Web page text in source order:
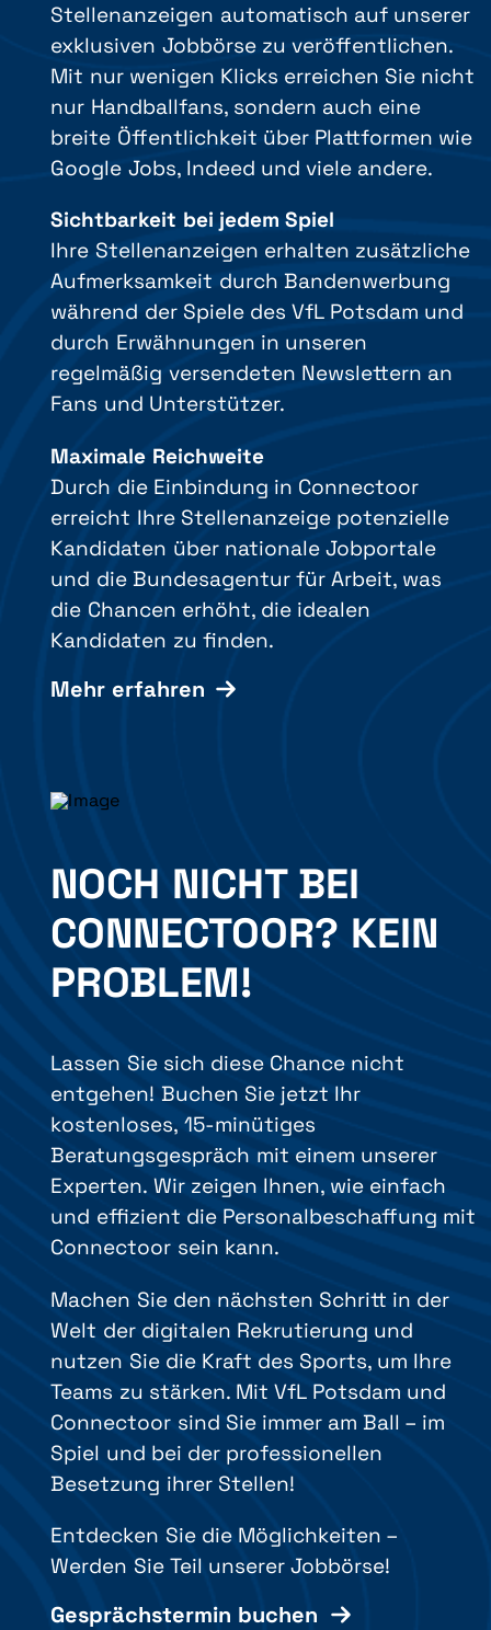
Stellenanzeigen automatisch auf unserer
exklusiven Jobbörse zu veröffentlichen.
Mit nur wenigen Klicks erreichen Sie nicht
nur Handballfans, sondern auch eine
breite Öffentlichkeit über Plattformen wie
Google Jobs, Indeed und viele andere.
Sichtbarkeit bei jedem Spiel
Ihre Stellenanzeigen erhalten zusätzliche
Aufmerksamkeit durch Bandenwerbung
während der Spiele des VfL Potsdam und
durch Erwähnungen in unseren
regelmäßig versendeten Newslettern an
Fans und Unterstützer.
Maximale Reichweite
Durch die Einbindung in Connectoor
erreicht Ihre Stellenanzeige potenzielle
Kandidaten über nationale Jobportale
und die Bundesagentur für Arbeit, was
die Chancen erhöht, die idealen
Kandidaten zu finden.
Mehr erfahren
NOCH NICHT BEI
CONNECTOOR? KEIN
PROBLEM!
Lassen Sie sich diese Chance nicht
entgehen! Buchen Sie jetzt Ihr
kostenloses, 15-minütiges
Beratungsgespräch mit einem unserer
Experten. Wir zeigen Ihnen, wie einfach
und effizient die Personalbeschaffung mit
Connectoor sein kann.
Machen Sie den nächsten Schritt in der
Welt der digitalen Rekrutierung und
nutzen Sie die Kraft des Sports, um Ihre
Teams zu stärken. Mit VfL Potsdam und
Connectoor sind Sie immer am Ball – im
Spiel und bei der professionellen
Besetzung ihrer Stellen!
Entdecken Sie die Möglichkeiten –
Werden Sie Teil unserer Jobbörse!
Gesprächstermin buchen